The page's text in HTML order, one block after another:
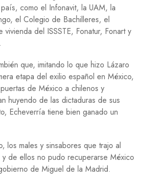
como el Infonavit, la UAM, la
el Colegio de Bachilleres, el
del ISSSTE, Fonatur, Fonart y
que, imitando lo que hizo Lázaro
etapa del exilio español en México,
de México a chilenos y
huyendo de las dictaduras de sus
Echeverría tiene bien ganado un
males y sinsabores que trajo al
de ellos no pudo recuperarse México
de Miguel de la Madrid.